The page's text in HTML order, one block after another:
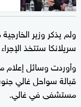
ولم يذكر وزير
سريلانكا ستتخذ
وأوردت وسائل إعلام
قبالة سواحل غالي
مستشفى ‌في غالي.